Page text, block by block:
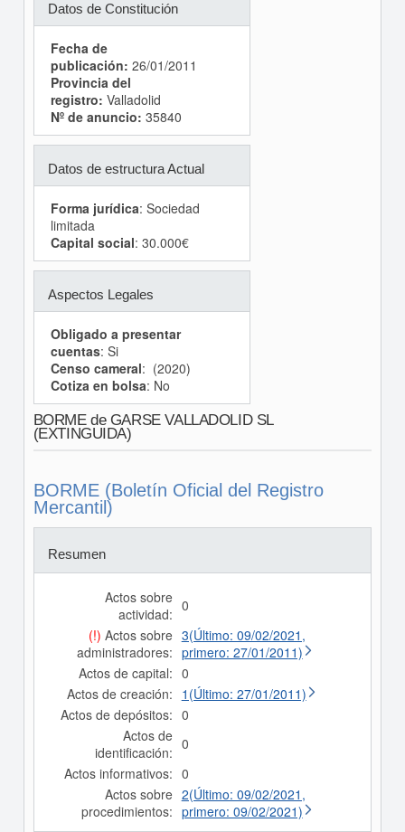
Datos de Constitución
Fecha de
publicación: 26/01/2011
Provincia del
registro: Valladolid
Nº de anuncio: 35840
Datos de estructura Actual
Forma jurídica: Sociedad
limitada
Capital social: 30.000€
Aspectos Legales
Obligado a presentar
cuentas: Si
Censo cameral: (2020)
Cotiza en bolsa: No
BORME de GARSE VALLADOLID SL
(EXTINGUIDA)
BORME (Boletín Oficial del Registro
Mercantil)
Resumen
Actos sobre
actividad: 0
(!) Actos sobre
administradores:
3(Último: 09/02/2021,
primero: 27/01/2011)
Actos de capital: 0
Actos de creación: 1(Último: 27/01/2011)
Actos de depósitos: 0
Actos de
identificación: 0
Actos informativos: 0
Actos sobre
procedimientos:
2(Último: 09/02/2021,
primero: 09/02/2021)